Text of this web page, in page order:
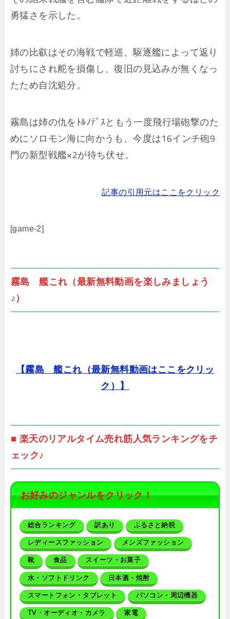
勇猛さを示した。
姉の比叡はその海戦で軽巡、駆逐艦によって返り
討ちにされ舵を損傷し、復旧の見込みが無くなっ
たため自沈処分。
霧島は姉の仇をﾄﾙﾉﾃﾞｽともう一度飛行場砲撃のた
めにソロモン海に向かうも、今度は16インチ砲9
門の新型戦艦×2が待ち伏せ。
記事の引用元はここをクリック
[game-2]
霧島 艦これ（最新無料動画を楽しみましょう
♪）
【霧島 艦これ（最新無料動画はここをクリッ
ク）】
■ 楽天のリアルタイム売れ筋人気ランキングをチ
ェック♪
お好みのジャンルをクリック！
総合ランキング 訳あり ふるさと納税
レディースファッション メンズファッション
靴 食品 スイーツ・お菓子
水・ソフトドリンク 日本酒・焼酎
スマートフォン・タブレット パソコン・周辺機器
TV・オーディオ・カメラ 家電